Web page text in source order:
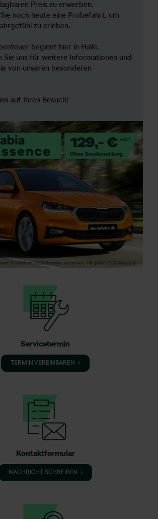
Preis zu erwerben.
noch heute eine Probefahrt, um
zu erleben.
beginnt hier in Halle.
Sie uns für weitere Informationen und
von unseren besonderen
auf Ihren Besuch!
Servicetermin
TERMIN VEREINBAREN
Kontaktformular
NACHRICHT SCHREIBEN